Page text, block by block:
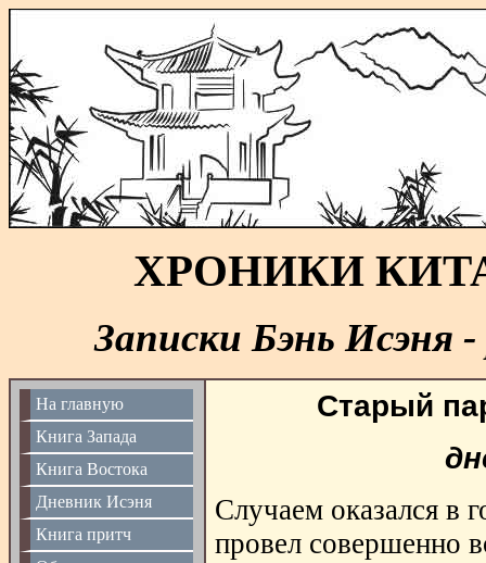
ХРОНИКИ
Записки Бэнь Исэня
На главную
Книга Запада
Книга Востока
Дневник Исэня
Книга притч
Старый
Случаем оказался в
провел совершенно